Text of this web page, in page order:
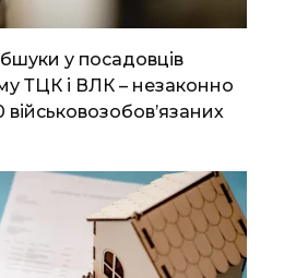
у посадовців
ТЦК і ВЛК – незаконно